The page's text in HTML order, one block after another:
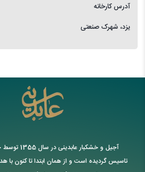
آدرس کارخانه
یزد، شهرک صنعتی
آجیل و خشکبار
تاسیس گردیده است و از همان ابتدا تا کنون با